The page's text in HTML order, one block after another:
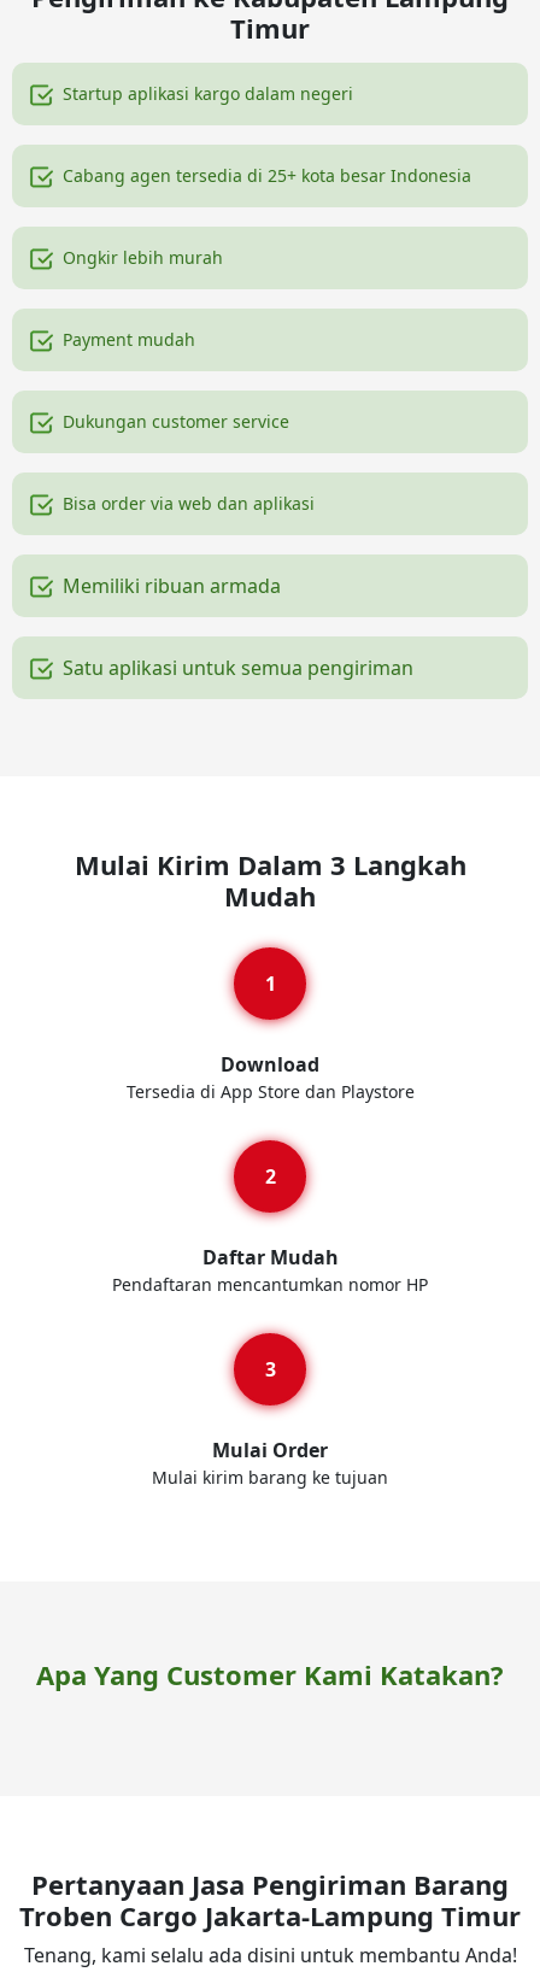
Timur
Startup aplikasi kargo dalam negeri
Cabang agen tersedia di 25+ kota besar Indonesia
Ongkir lebih murah
Payment mudah
Dukungan customer service
Bisa order via web dan aplikasi
Memiliki ribuan armada
Satu aplikasi untuk semua pengiriman
Mulai Kirim Dalam 3 Langkah
Mudah
Download
Tersedia di App Store dan Playstore
Daftar Mudah
Pendaftaran mencantumkan nomor HP
Mulai Order
Mulai kirim barang ke tujuan
Apa Yang Customer Kami Katakan?
Pertanyaan Jasa Pengiriman Barang
Troben Cargo Jakarta-Lampung Timur
Tenang, kami selalu ada disini untuk membantu Anda!